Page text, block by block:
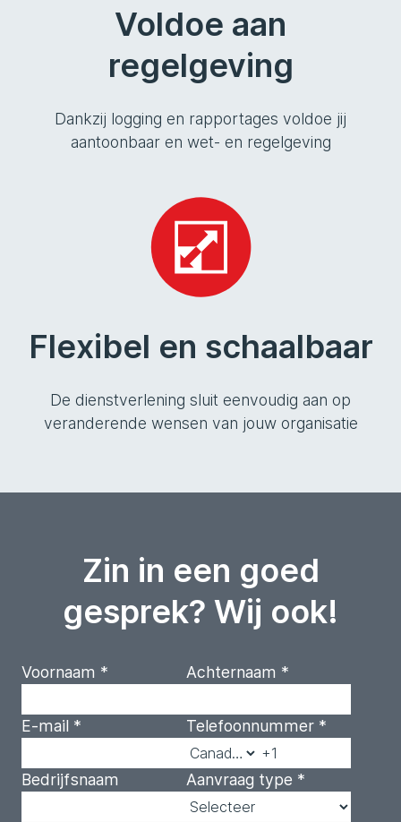
Voldoe aan
regelgeving
Dankzij logging en rapportages voldoe jij
aantoonbaar en wet- en regelgeving
Flexibel en schaalbaar
De dienstverlening sluit eenvoudig aan op
veranderende wensen van jouw organisatie
Zin in een goed
gesprek? Wij ook!
Voornaam * Achternaam *
E-mail * Telefoonnummer *
Bedrijfsnaam Aanvraag type *